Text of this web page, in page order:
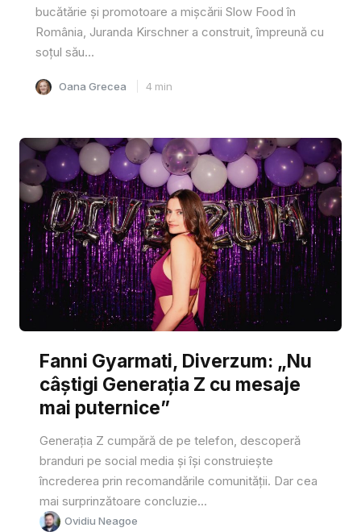
bucătărie și promotoare a mișcării Slow Food în
România, Juranda Kirschner a construit, împreună cu
soțul său...
Oana Grecea 4 min
Fanni Gyarmati, Diverzum: „Nu
câștigi Generația Z cu mesaje
mai puternice”
Generația Z cumpără de pe telefon, descoperă
branduri pe social media și își construiește
încrederea prin recomandările comunității. Dar cea
mai surprinzătoare concluzie...
Ovidiu Neagoe